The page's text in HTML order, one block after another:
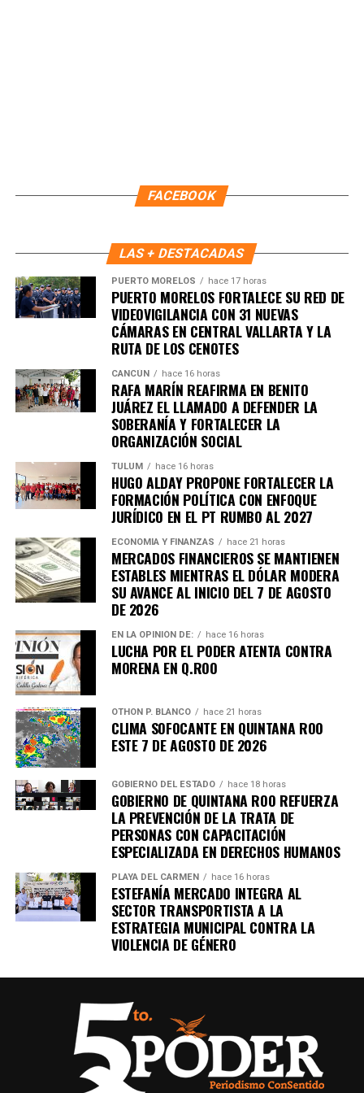
importantes de Quintana Roo directamente
Unirme al canal de WhatsApp
FACEBOOK
LAS + DESTACADAS
PUERTO MORELOS hace 17 horas
PUERTO MORELOS FORTALECE SU RED DE
VIDEOVIGILANCIA CON 31 NUEVAS
CÁMARAS EN CENTRAL VALLARTA Y LA
RUTA DE LOS CENOTES
CANCÚN hace 16 horas
RAFA MARÍN REAFIRMA EN BENITO
JUÁREZ EL LLAMADO A DEFENDER LA
SOBERANÍA Y FORTALECER LA
ORGANIZACIÓN SOCIAL
TULUM hace 16 horas
HUGO ALDAY PROPONE FORTALECER LA
FORMACIÓN POLÍTICA CON ENFOQUE
JURÍDICO EN EL PT RUMBO AL 2027
ECONOMÍA Y FINANZAS hace 21 horas
MERCADOS FINANCIEROS SE MANTIENEN
ESTABLES MIENTRAS EL DÓLAR MODERA
SU AVANCE AL INICIO DEL 7 DE AGOSTO
DE 2026
EN LA OPINIÓN DE: hace 16 horas
LUCHA POR EL PODER ATENTA CONTRA
MORENA EN Q.ROO
OTHON P. BLANCO hace 21 horas
CLIMA SOFOCANTE EN QUINTANA ROO
ESTE 7 DE AGOSTO DE 2026
GOBIERNO DEL ESTADO hace 18 horas
GOBIERNO DE QUINTANA ROO REFUERZA
LA PREVENCIÓN DE LA TRATA DE
PERSONAS CON CAPACITACIÓN
ESPECIALIZADA EN DERECHOS HUMANOS
PLAYA DEL CARMEN hace 16 horas
ESTEFANÍA MERCADO INTEGRA AL
SECTOR TRANSPORTISTA A LA
ESTRATEGIA MUNICIPAL CONTRA LA
VIOLENCIA DE GÉNERO